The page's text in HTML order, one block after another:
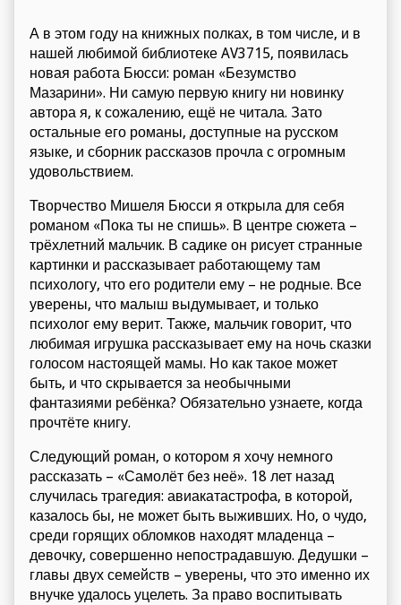
А в этом году на книжных полках, в том числе, и в
нашей любимой библиотеке AV3715, появилась
новая работа Бюсси: роман «Безумство
Мазарини». Ни самую первую книгу ни новинку
автора я, к сожалению, ещё не читала. Зато
остальные его романы, доступные на русском
языке, и сборник рассказов прочла с огромным
удовольствием.
Творчество Мишеля Бюсси я открыла для себя
романом «Пока ты не спишь». В центре сюжета –
трёхлетний мальчик. В садике он рисует странные
картинки и рассказывает работающему там
психологу, что его родители ему – не родные. Все
уверены, что малыш выдумывает, и только
психолог ему верит. Также, мальчик говорит, что
любимая игрушка рассказывает ему на ночь сказки
голосом настоящей мамы. Но как такое может
быть, и что скрывается за необычными
фантазиями ребёнка? Обязательно узнаете, когда
прочтёте книгу.
Следующий роман, о котором я хочу немного
рассказать – «Самолёт без неё». 18 лет назад
случилась трагедия: авиакатастрофа, в которой,
казалось бы, не может быть выживших. Но, о чудо,
среди горящих обломков находят младенца –
девочку, совершенно непострадавшую. Дедушки –
главы двух семейств – уверены, что это именно их
внучке удалось уцелеть. За право воспитывать